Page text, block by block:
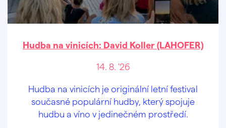
Hudba na vinicích: David Koller (LAHOFER)
14. 8. '26
Hudba na vinicích je originální letní festival
současné populární hudby, který spojuje
hudbu a víno v jedinečném prostředí.